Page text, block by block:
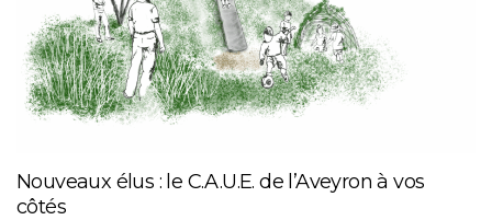
Nouveaux élus : le C.A.U.E. de l’Aveyron à vos
côtés